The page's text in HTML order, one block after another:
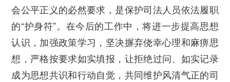
会公平正义的必然要求，是保护司法人员依法履职
的“护身符”。在今后的工作中，将进一步提高思想
认识，加强政策学习，坚决摒弃侥幸心理和麻痹思
想，严格按要求如实填报，让拒绝过问、如实记录
成为思想共识和行动自觉，共同维护风清气正的司